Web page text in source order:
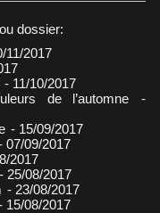
dossier:
11/2017
- 11/10/2017
de l’automne
-
- 15/09/2017
07/09/2017
2017
- 25/08/2017
- 23/08/2017
15/08/2017